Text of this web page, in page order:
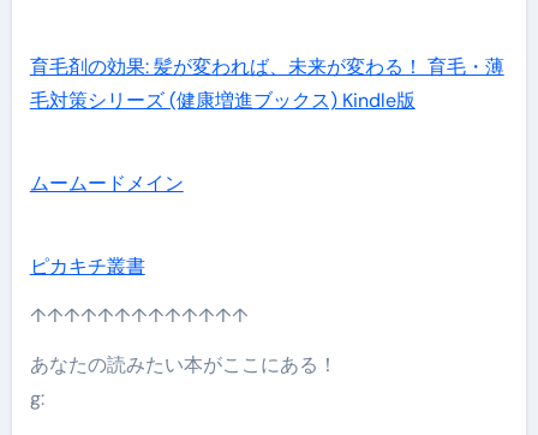
育毛剤の効果: 髪が変われば、未来が変わる！ 育毛・薄
毛対策シリーズ (健康増進ブックス) Kindle版
ムームードメイン
ピカキチ叢書
↑↑↑↑↑↑↑↑↑↑↑↑↑
あなたの読みたい本がここにある！
g: